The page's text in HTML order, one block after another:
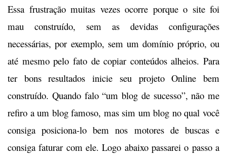
Essa frustração muitas vezes ocorre porque o site foi
mau construído, sem as devidas configurações
necessárias, por exemplo, sem um domínio próprio, ou
até mesmo pelo fato de copiar conteúdos alheios. Para
ter bons resultados inicie seu projeto Online bem
construído. Quando falo “um blog de sucesso”, não me
refiro a um blog famoso, mas sim um blog no qual você
consiga posiciona-lo bem nos motores de buscas e
consiga faturar com ele. Logo abaixo passarei o passo a